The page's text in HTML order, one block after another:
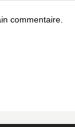
commentaire.